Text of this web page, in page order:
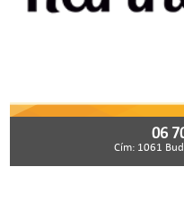
06
Cím: 1061